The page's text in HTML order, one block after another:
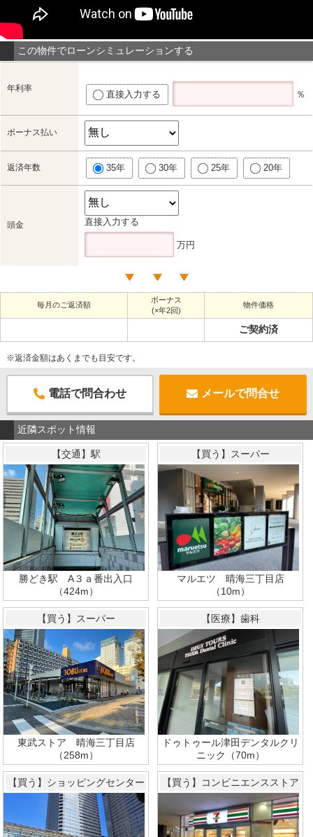
この物件でローンシミュレーションする
年利率
直接入力する ％
ボーナス払い
返済年数 35年 30年 25年 20年
頭金 直接入力する
万円
毎月のご返済額
ボーナス
(×年2回)
物件価格
ご契約済
※返済金額はあくまでも目安です。
電話で問合わせ メールで問合せ
近隣スポット情報
【交通】駅
勝どき駅 A３ａ番出入口
（424m）
【買う】スーパー
マルエツ 晴海三丁目店
（10m）
【買う】スーパー
東武ストア 晴海三丁目店
（258m）
【医療】歯科
ドゥトゥール津田デンタルクリ
ニック（70m）
【買う】ショッピングセンター 【買う】コンビニエンスストア